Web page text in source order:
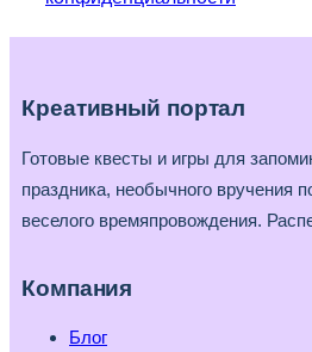
Креативный портал
Готовые квесты и игры для
праздника, необычного вручения
веселого времяпровождения.
Компания
Блог